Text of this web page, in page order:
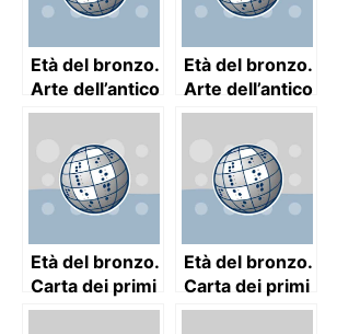
Età del bronzo.
Arte dell’antico
Egitto:
rilievo di
un’immagine
su papiro
Età del bronzo.
Arte dell’antico
Egitto: un
sezione di una
piramide
Età del bronzo.
Carta dei primi
centri dell’arte
Età del bronzo.
Carta dei primi
centri dell’arte